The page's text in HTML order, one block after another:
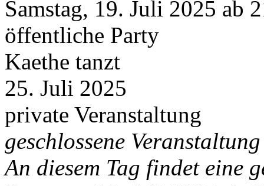
Samstag, 19. Juli 2025 ab
öffentliche Party
Kaethe tanzt
25. Juli 2025
private Veranstaltung
geschlossene Veranstaltung
An diesem Tag findet eine